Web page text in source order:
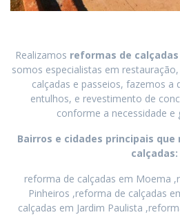
Realizamos reformas de calçadas
somos especialistas em
calçadas e passeios, fazemos a
entulhos, e revestimento de
conforme a necessidade e
Bairros e cidades principais
calçadas:
reforma de calçadas em Moema
Pinheiros ,reforma de calçadas
calçadas em Jardim Paulista